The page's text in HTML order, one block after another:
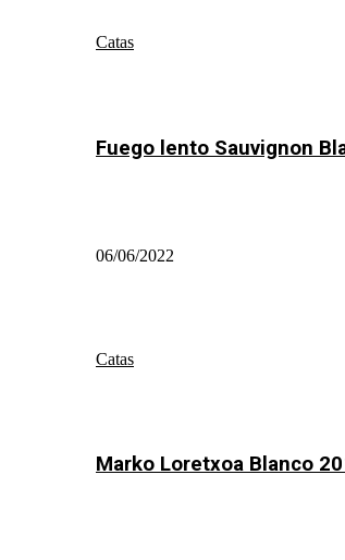
Catas
Fuego lento Sauvignon
06/06/2022
Catas
Marko Loretxoa Blanco